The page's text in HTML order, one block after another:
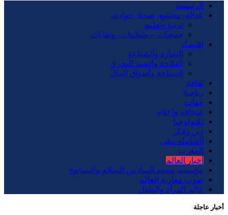
الرئيسية
عدالة- مجتمع- صحة- حوادت
تربية وتعليم
جمعيات – منظمات- ونقابات
اقتصاد
التجارة والصناعة
الفلاحة والصيد البحري
السياحة وأسواق المال
ثقافة
رياضة
جهات
صحافة وإعلام
تكنولوجيا
دين وفكر
الشاملة تيفي
المغرب
أخبار العالم
مؤسسة محمد السادس للسلام والتسامح
صوت مغاربة العالم
عالم المرأة والطفل
أخبار عاجلة